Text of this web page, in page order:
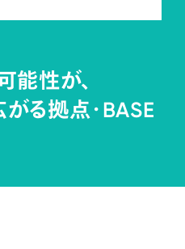
能性が、
る拠点・BASE